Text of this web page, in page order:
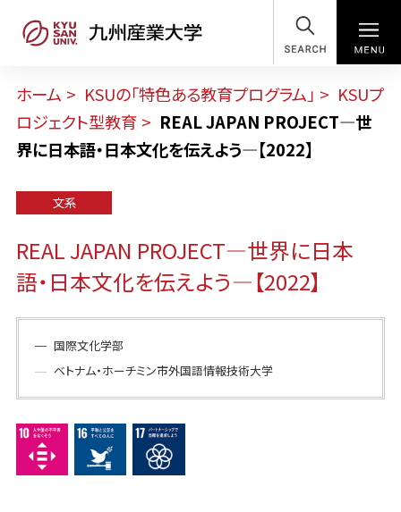
SEARCH
ホーム KSUの「特色ある教育プログラム」
KSUプ
ロジェクト型教育
REAL JAPAN PROJECT―世
界に日本語・日本文化を伝えよう―【2022】
文系
REAL JAPAN PROJECT―世界に日本
語・日本文化を伝えよう―【2022】
国際文化学部
ベトナム・ホーチミン市外国語情報技術大学